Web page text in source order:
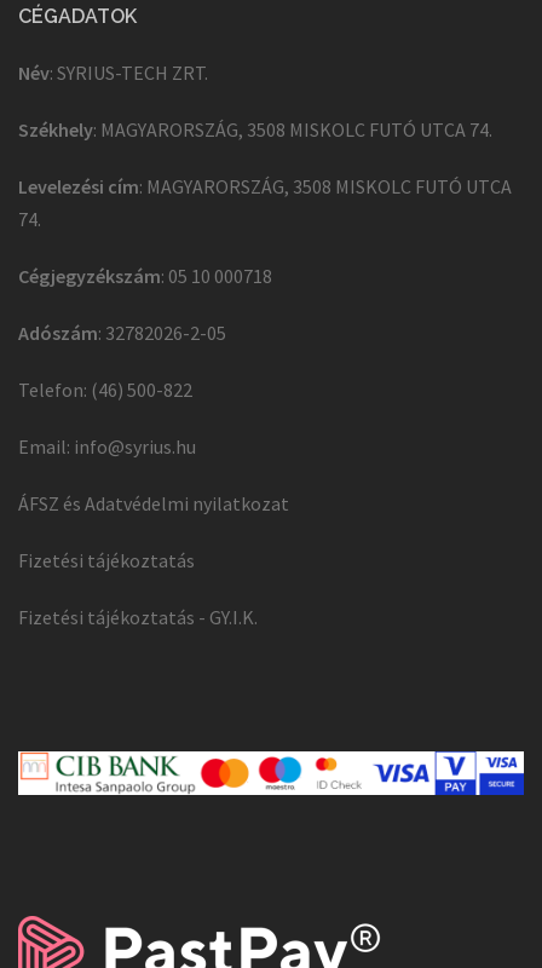
CÉGADATOK
Név: SYRIUS-TECH ZRT.
Székhely: MAGYARORSZÁG, 3508 MISKOLC FUTÓ UTCA 74.
Levelezési cím: MAGYARORSZÁG, 3508 MISKOLC FUTÓ UTCA
74.
Cégjegyzékszám: 05 10 000718
Adószám: 32782026-2-05
Telefon: (46) 500-822
Email: info@syrius.hu
ÁFSZ és Adatvédelmi nyilatkozat
Fizetési tájékoztatás
Fizetési tájékoztatás - GY.I.K.